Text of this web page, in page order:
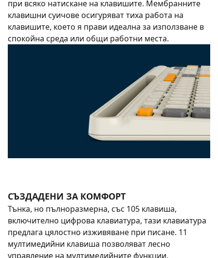
при всяко натискане на клавишите. Мембранните
клавишни суичове осигуряват тиха работа на
клавишите, което я прави идеална за използване в
спокойна среда или общи работни места.
СЪЗДАДЕНИ ЗА КОМФОРТ
Тънка, но пълноразмерна, със 105 клавиша,
включително цифрова клавиатура, тази клавиатура
предлага цялостно изживяване при писане. 11
мултимедийни клавиша позволяват лесно
управление на мултимедийните функции.